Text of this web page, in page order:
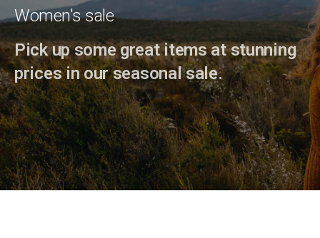
Women's sale
Pick up some great items at stunning
prices in our seasonal sale.